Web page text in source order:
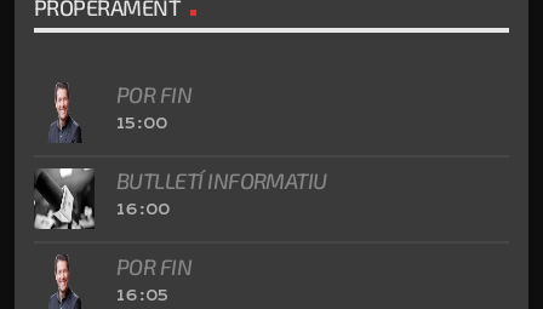
PROPERAMENT
POR FIN
15:00
BUTLLETÍ INFORMATIU
16:00
POR FIN
16:05